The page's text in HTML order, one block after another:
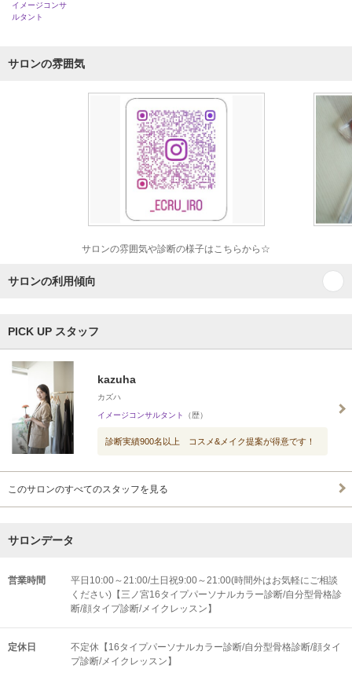
イメージコンサ
ルタント
サロンの雰囲気
サロンの雰囲気や診断の様子はこちらから☆
サロンの利用傾向
PICK UP スタッフ
kazuha
カズハ
イメージコンサルタント （歴）
診断実績900名以上 コスメ&メイク提案が得意です！
このサロンのすべてのスタッフを見る
サロンデータ
営業時間
平日10:00～21:00/土日祝9:00～21:00(時間外はお気軽にご相談
ください)【三ノ宮16タイプパーソナルカラー診断/自分型骨格診
断/顔タイプ診断/メイクレッスン】
定休日
不定休【16タイプパーソナルカラー診断/自分型骨格診断/顔タイ
プ診断/メイクレッスン】